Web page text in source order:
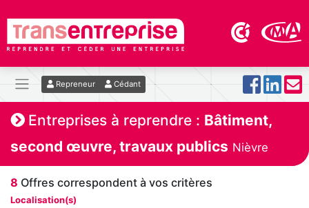
Repreneur Cédant
Entreprises à reprendre : Bâtiment,
second œuvre, travaux publics Nièvre
8 Offres correspondent à vos critères
Localisation(s)